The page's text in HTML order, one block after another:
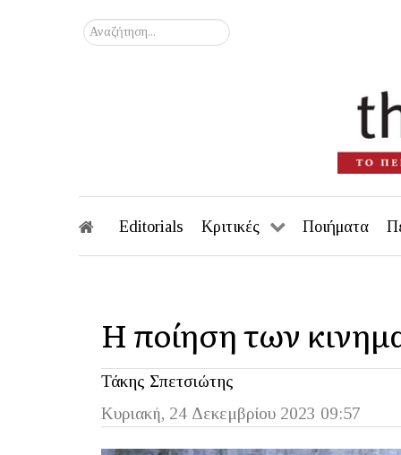
Αναζήτηση...
Editorials Κριτικές Ποιήματα
Η ποίηση των
Τάκης Σπετσιώτης
Κυριακή, 24 Δεκεμβρίου 2023 09:57